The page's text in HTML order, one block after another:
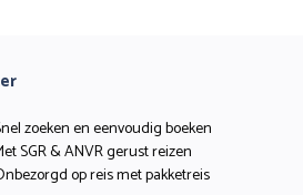
zoeken en eenvoudig boeken
SGR & ANVR gerust reizen
op reis met pakketreis